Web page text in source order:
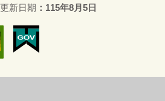
更新日期 115年8月5日